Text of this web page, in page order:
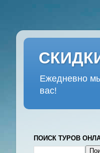
Ежедневно
вас!
ПОИСК ТУРОВ